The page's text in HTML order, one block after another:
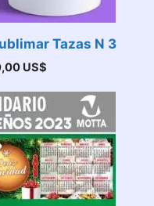
Tazas N 3
US$.
US$
es:
20,00 US$.